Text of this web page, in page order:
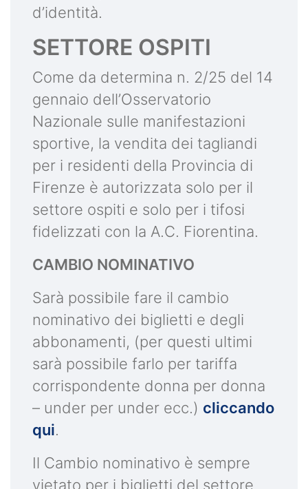
d’identità.
SETTORE OSPITI
Come da determina n. 2/25 del 14
gennaio dell’Osservatorio
Nazionale sulle manifestazioni
sportive, la vendita dei tagliandi
per i residenti della Provincia di
Firenze è autorizzata solo per il
settore ospiti e solo per i tifosi
fidelizzati con la A.C. Fiorentina.
CAMBIO NOMINATIVO
Sarà possibile fare il cambio
nominativo dei biglietti e degli
abbonamenti, (per questi ultimi
sarà possibile farlo per tariffa
corrispondente donna per donna
– under per under ecc.) cliccando
qui.
Il Cambio nominativo è sempre
vietato per i biglietti del settore